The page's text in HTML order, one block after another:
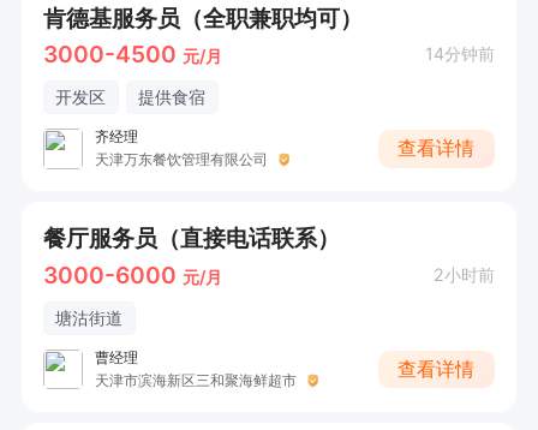
肯德基服务员（全职兼职均可）
3000-4500 元/月 14分钟前
开发区 提供食宿
齐经理
天津万东餐饮管理有限公司
查看详情
餐厅服务员（直接电话联系）
3000-6000 元/月 2小时前
塘沽街道
曹经理
天津市滨海新区三和聚海鲜超市
查看详情